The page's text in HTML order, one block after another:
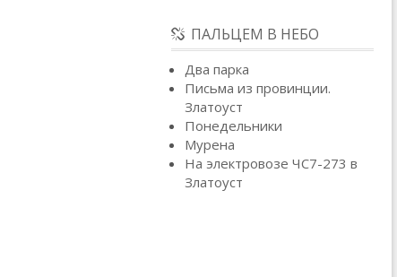
ПАЛЬЦЕМ В НЕБО
Два парка
Письма из провинции.
Златоуст
Понедельники
Мурена
На электровозе ЧС7-273 в
Златоуст